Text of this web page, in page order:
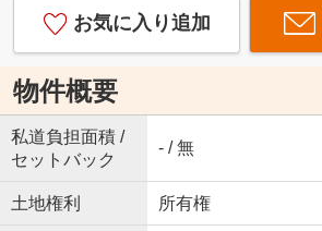
お気に入り追加
物件概要
私道負担面積 /
セットバック
- / 無
土地権利 所有権